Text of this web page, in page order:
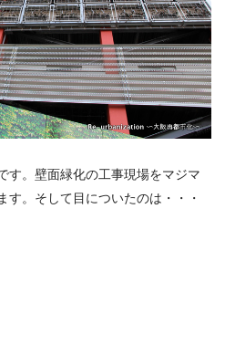
す。壁面緑化の工事現場をマジマ
す。そして目についたのは・・・